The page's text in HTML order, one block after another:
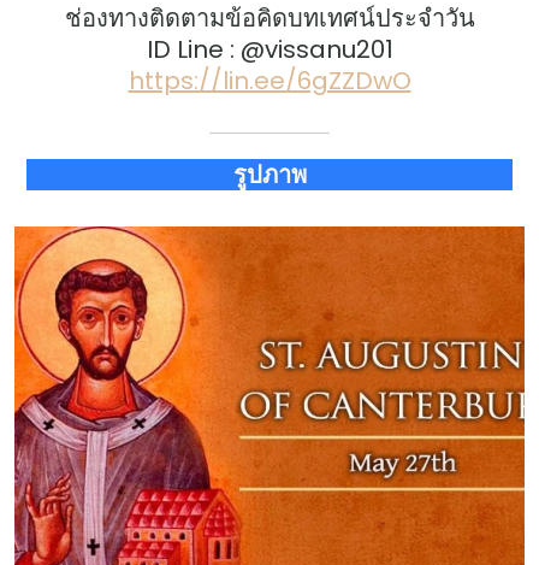
ช่องทางติดตามข้อคิดบทเทศน์ประจำวัน
ID Line : @vissanu201
https://lin.ee/6gZZDwO
รูปภาพ